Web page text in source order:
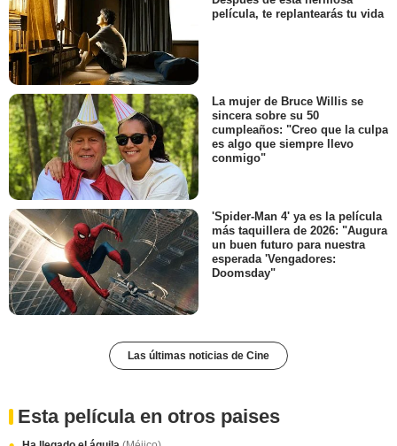
película, te replantearás tu vida
La mujer de Bruce Willis se
sincera sobre su 50
cumpleaños: "Creo que la culpa
es algo que siempre llevo
conmigo"
'Spider-Man 4' ya es la película
más taquillera de 2026: "Augura
un buen futuro para nuestra
esperada 'Vengadores:
Doomsday"
Las últimas noticias de Cine
Esta película en otros paises